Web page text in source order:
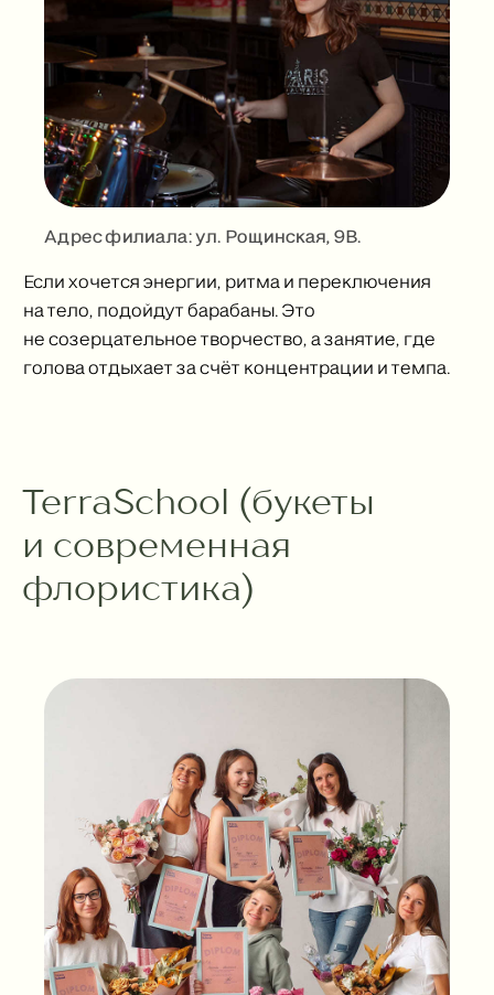
Адрес филиала: ул. Рощинская, 9В.
Если хочется энергии, ритма и переключения
на тело, подойдут барабаны. Это
не созерцательное творчество, а занятие, где
голова отдыхает за счёт концентрации и темпа.
TerraSchool (букеты
и современная
флористика)